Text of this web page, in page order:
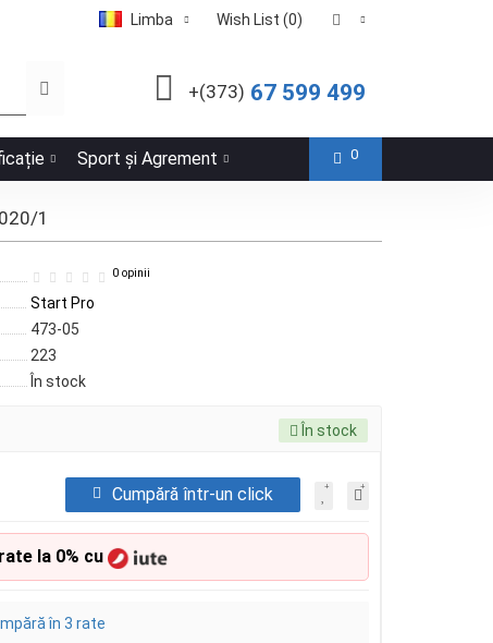
Limba Wish List (0)
+(373) 67 599 499
Sport și Agrement 0
1
0 opinii
Start Pro
473-05
223
În stock
În stock
Cumpără într-un click
la 0% cu
în 3 rate